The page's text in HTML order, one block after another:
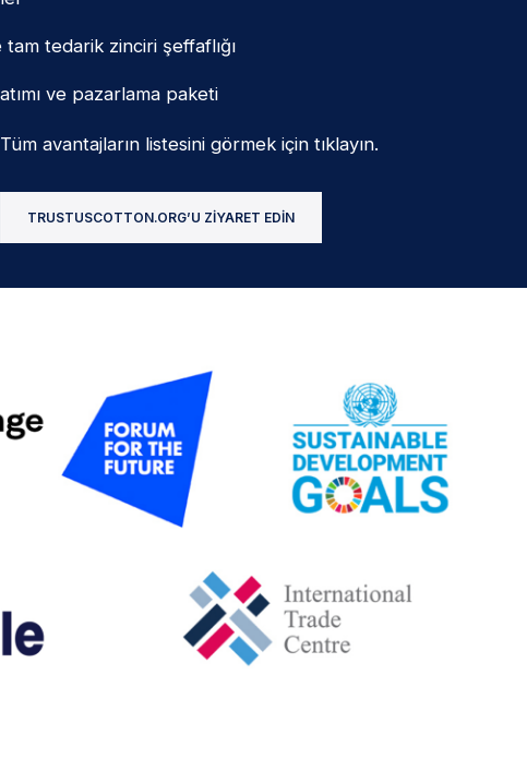
tedarik zinciri şeffaflığı
ve pazarlama paketi
avantajların listesini görmek için tıklayın.
TRUSTUSCOTTON.ORG’U ZIYARET EDIN